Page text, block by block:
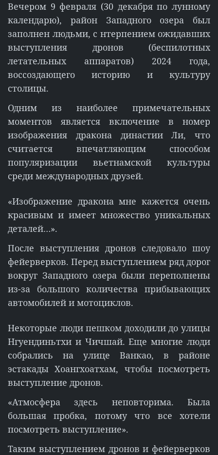
Вечером 9 февраля (30 декабря по лунному
календарю), район Западного озера был
заполнен людьми, с нтерпением ожидавших
выступления дронов (беспилотных
летательных аппаратов) 2024 года,
воссоздающего историю и культуру
столицы.
Одним из наиболее примечательных
моментов является включение в номер
изображения дракона династии Ли, что
считается впечатляющим способом
популяризации вьетнамской культуры
среди международных друзей.
«Изображение дракона мне кажется очень
красивым и имеет множество уникальных
деталей…».
После выступления дронов следовало шоу
фейерверков. Перед выступлением ряд дорог
вокруг Западного озера были переполнены
из-за большого количества прибывающих
автомобилей и мотоциклов.
Некоторые люди пешком доходили до улицы
Нгуендиньтхи и Чичшай. Еще многие люди
собрались на улице Ванкао, в районе
эстакады Хоангхоатхам, чтобы посмотреть
выступление дронов.
«Атмосфера здесь неповторима. Была
большая пробка, потому что все хотели
посмотреть выступление».
Таким выступлением дронов и фейерверков